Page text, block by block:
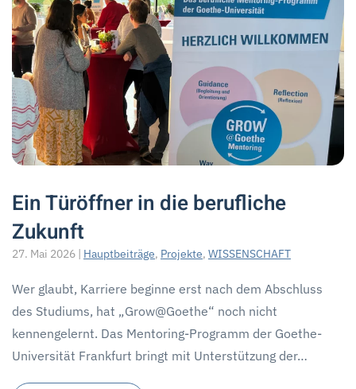
Ein Türöffner in die berufliche
Zukunft
27. Mai 2026 | Hauptbeiträge, Projekte, WISSENSCHAFT
Wer glaubt, Karriere beginne erst nach dem Abschluss
des Studiums, hat „Grow@Goethe“ noch nicht
kennengelernt. Das Mentoring-Programm der Goethe-
Universität Frankfurt bringt mit Unterstützung der…